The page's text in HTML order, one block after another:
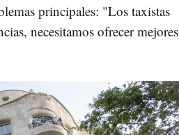
principales: "Los taxistas
necesitamos ofrecer mejores